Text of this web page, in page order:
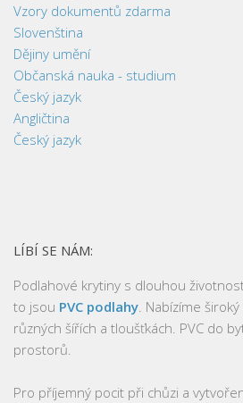
Vzory dokumentů zdarma
Slovenština
Dějiny umění
Občanská nauka - studium
Český jazyk
Angličtina
Český jazyk
LÍBÍ SE NÁM:
Podlahové krytiny s dlouhou
to jsou PVC podlahy . Nabízíme
různých šířích a tloušťkách. PVC do
prostorů.
Pro příjemný pocit při chůzi a